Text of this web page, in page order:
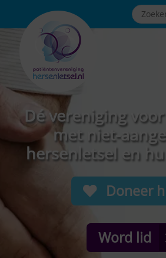
Dé vereniging
met niet-
hersenletsel en
Doneer
Word lid